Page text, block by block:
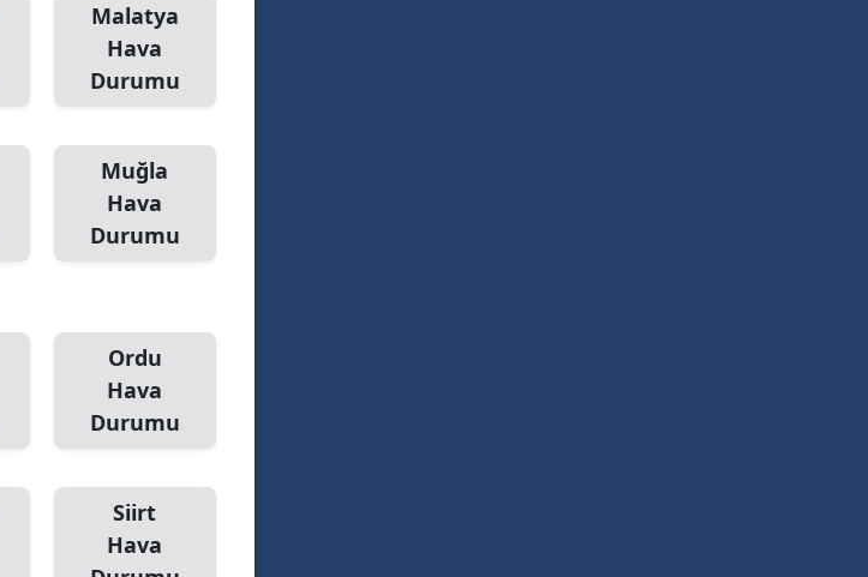
Malatya
Hava
Durumu
Muğla
Hava
Durumu
Ordu
Hava
Durumu
Siirt
Hava